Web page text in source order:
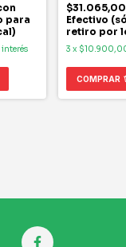
para
interés
$31.065,00
Efectivo
retiro por
3 x
COMPRAR